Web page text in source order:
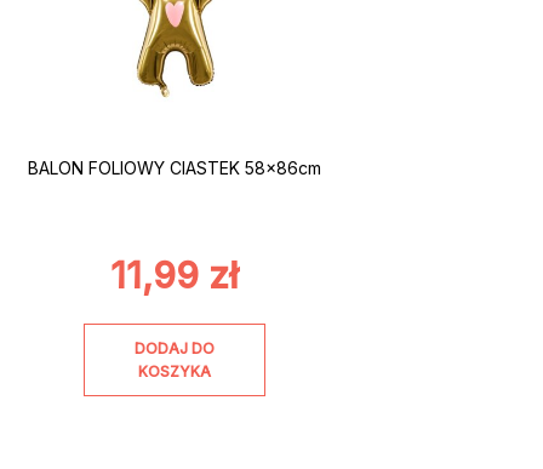
BALON FOLIOWY CIASTEK 58x86cm
11,99 zł
DODAJ DO
KOSZYKA